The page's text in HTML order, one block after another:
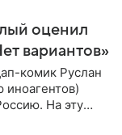
оценил
вариантов»
комик Руслан
На эту